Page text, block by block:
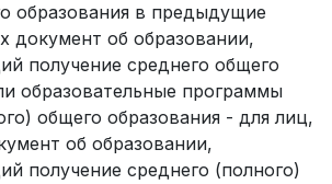
образования в предыдущие
документ об образовании,
получение среднего общего
образовательные программы
общего образования - для лиц,
об образовании,
получение среднего (полного)